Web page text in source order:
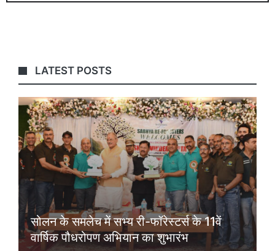
LATEST POSTS
सोलन के समलेच में सभ्य री-फॉरेस्टर्स के 11वें
वार्षिक पौधरोपण अभियान का शुभारंभ